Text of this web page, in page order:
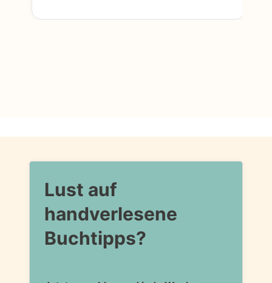
Lust auf
handverlesene
Buchtipps?